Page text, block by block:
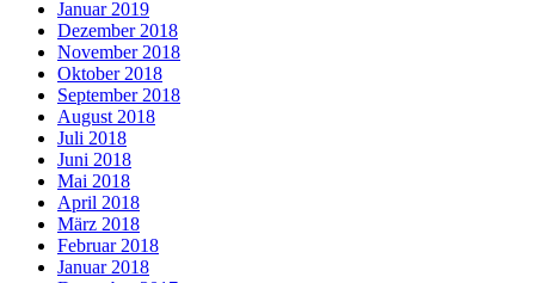
Januar 2019
Dezember 2018
November 2018
Oktober 2018
September 2018
August 2018
Juli 2018
Juni 2018
Mai 2018
April 2018
März 2018
Februar 2018
Januar 2018